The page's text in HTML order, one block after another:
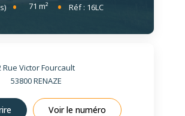
71m² Réf : 16LC
Rue Victor Fourcault
53800RENAZE
Voir le numéro